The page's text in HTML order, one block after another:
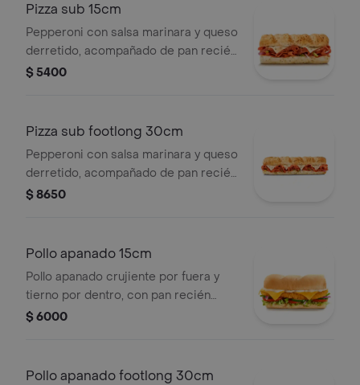
Pizza sub 15cm
Pepperoni con salsa marinara y queso
derretido, acompañado de pan recién
horneado, vegetales y salsas frescas
$ 5400
Pizza sub footlong 30cm
Pepperoni con salsa marinara y queso
derretido, acompañado de pan recién
horneado, vegetales y salsas frescas
$ 8650
Pollo apanado 15cm
Pollo apanado crujiente por fuera y
tierno por dentro, con pan recién
horneado, queso, vegetales y salsas
$ 6000
Pollo apanado footlong 30cm